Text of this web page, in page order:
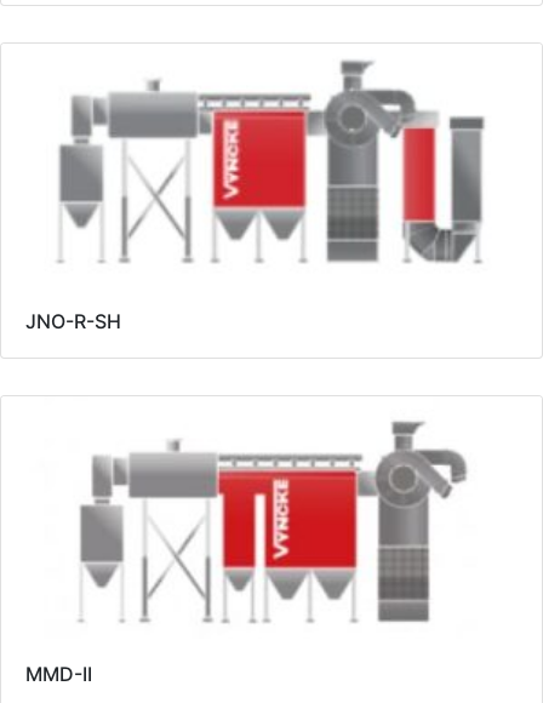
JNO-R-SH
MMD-II